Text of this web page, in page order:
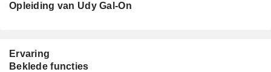
Opleiding van Udy Gal-On
Ervaring
Beklede functies